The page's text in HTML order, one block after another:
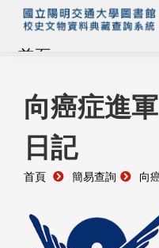
首頁
藏品查詢
校史館簡介
藏品清單全覽
資料調閱申請
向癌症進
日記
首頁 簡易查詢 向